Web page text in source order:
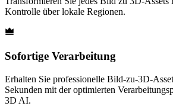
Kontrolle über lokale Regionen.
Sofortige Verarbeitung
Erhalten Sie professionelle Bild-zu-3D-
Sekunden mit der optimierten
3D AI.